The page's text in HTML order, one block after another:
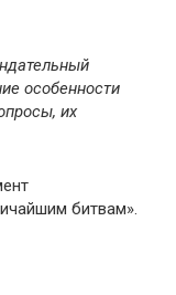
особенности
их
битвам».